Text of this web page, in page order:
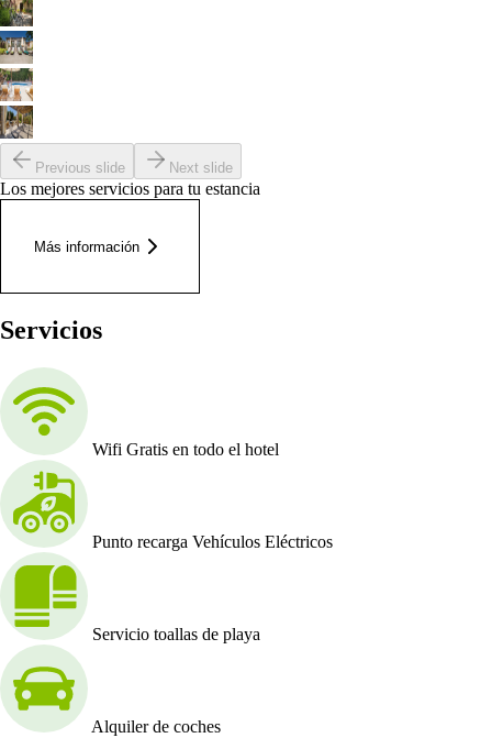
Previous slide Next slide
Los mejores servicios para tu estancia
Más información
Servicios
Wifi Gratis en todo el hotel
Punto recarga Vehículos Eléctricos
Servicio toallas de playa
Alquiler de coches